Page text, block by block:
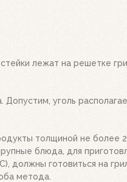
и подожгите их. Сверху
лежат на решетке
уголь
толщиной не более
блюда, для
должны готовиться на
метода.